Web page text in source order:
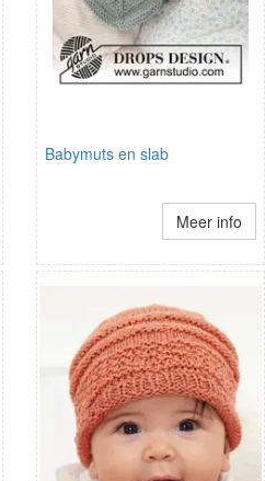
Babymuts en slab
Meer info